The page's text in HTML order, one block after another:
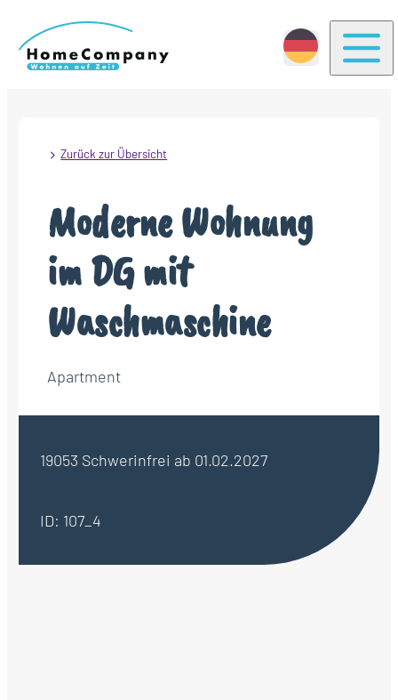
Zurück zur Übersicht
Moderne Wohnung
im DG mit
Waschmaschine
Apartment
19053 Schwerinfrei ab 01.02.2027
ID: 107_4